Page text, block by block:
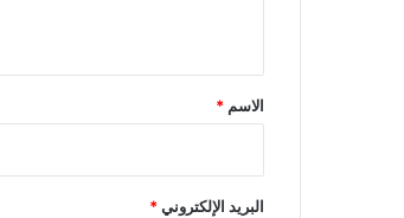
*
الاسم *
البريد الإلكتروني*